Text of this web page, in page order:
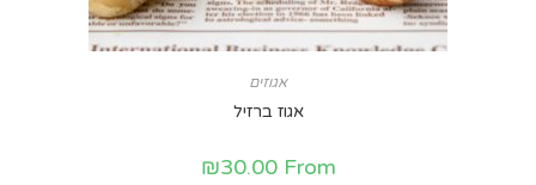
אגוזים
אגוז ברזיל
From
₪30.00